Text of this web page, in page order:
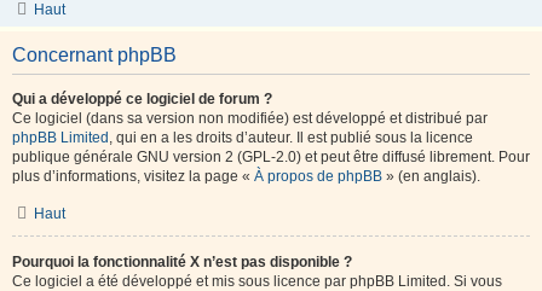
Haut
Concernant phpBB
Qui a développé ce logiciel de forum ?
Ce logiciel (dans sa version non modifiée) est développé et distribué par
phpBB Limited , qui en a les droits d’auteur. Il est publié sous la licence
publique générale GNU version 2 (GPL-2.0) et peut être diffusé librement. Pour
plus d’informations, visitez la page « À propos de phpBB » (en anglais).
Haut
Pourquoi la fonctionnalité X n’est pas disponible ?
Ce logiciel a été développé et mis sous licence par phpBB Limited. Si vous